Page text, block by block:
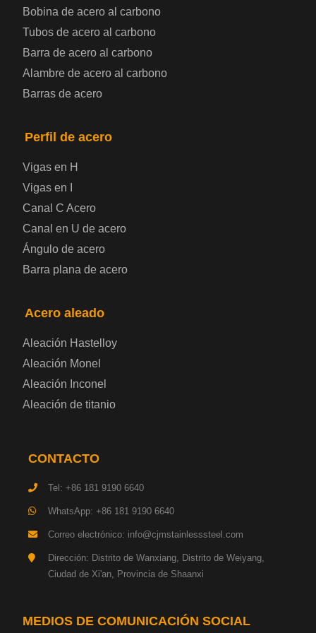
Chapa de acero para automoción
Placa de acero para calderas y recipientes a
presión
Placa de acero para puentes
Chapa de acero a cuadros
Chapa de acero prelacada
Placa de acero laminado en frío
Placa de acero eléctrica
Placa de acero para cilindros de gas
Placa de acero estructural de alta resistencia
Chapa de acero estructural para maquinaria
Placa de acero para tuberías
Chapa de acero para construcción naval
Bobina de acero al carbono
Tubos de acero al carbono
Barra de acero al carbono
Alambre de acero al carbono
Barras de acero
Perfil de acero
Vigas en H
Vigas en I
Canal C Acero
Canal en U de acero
Ángulo de acero
Barra plana de acero
Acero aleado
Aleación Hastelloy
Aleación Monel
Aleación Inconel
Aleación de titanio
CONTACTO
Tel: +86 181 9190 6640
WhatsApp: +86 181 9190 6640
Correo electrónico: info@cjmstainlesssteel.com
Dirección: Distrito de Wanxiang, Distrito de Weiyang,
Ciudad de Xi'an, Provincia de Shaanxi
MEDIOS DE COMUNICACIÓN SOCIAL